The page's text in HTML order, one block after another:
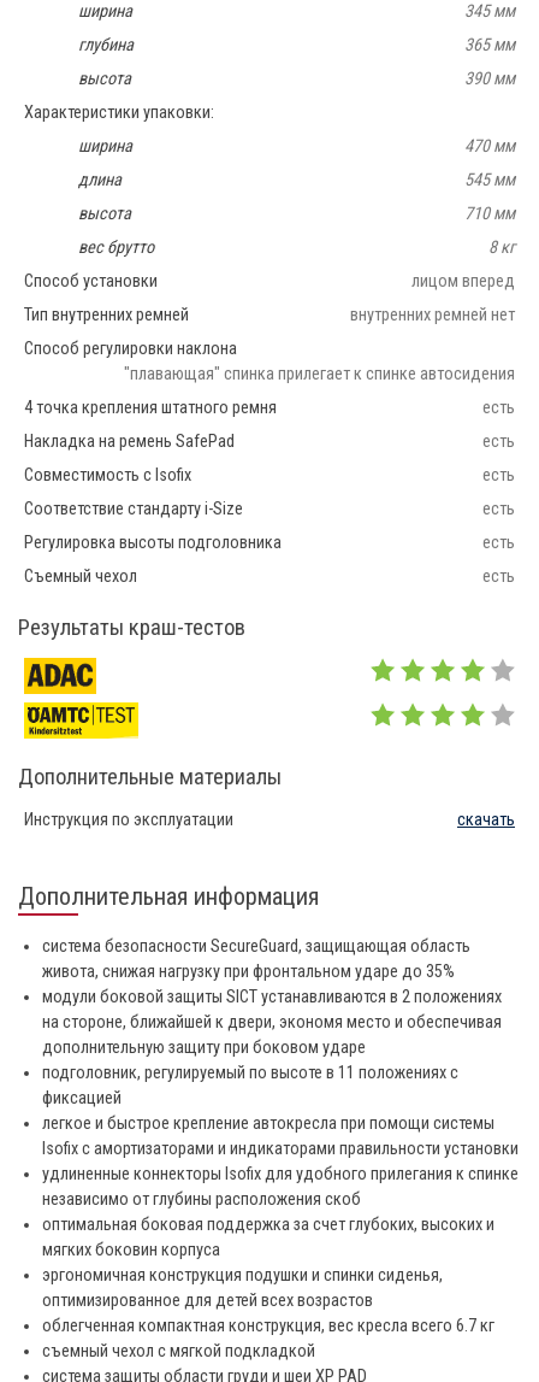
ширина
345 мм
глубина
365 мм
высота
390 мм
Характеристики упаковки:
ширина
470 мм
длина
545 мм
высота
710 мм
вес брутто
8 кг
Способ установки
лицом вперед
Тип внутренних ремней
внутренних ремней нет
Способ регулировки наклона
"плавающая" спинка прилегает к спинке автосидения
4 точка крепления штатного ремня
есть
Накладка на ремень SafePad
есть
Совместимость с Isofix
есть
Соответствие стандарту i-Size
есть
Регулировка высоты подголовника
есть
Съемный чехол
есть
Результаты краш-тестов
Дополнительные материалы
Инструкция по эксплуатации скачать
Дополнительная информация
система безопасности SecureGuard, защищающая область
живота, снижая нагрузку при фронтальном ударе до 35%
модули боковой защиты SICT устанавливаются в 2 положениях
на стороне, ближайшей к двери, экономя место и обеспечивая
дополнительную защиту при боковом ударе
подголовник, регулируемый по высоте в 11 положениях с
фиксацией
легкое и быстрое крепление автокресла при помощи системы
Isofix с амортизаторами и индикаторами правильности установки
удлиненные коннекторы Isofix для удобного прилегания к спинке
независимо от глубины расположения скоб
оптимальная боковая поддержка за счет глубоких, высоких и
мягких боковин корпуса
эргономичная конструкция подушки и спинки сиденья,
оптимизированное для детей всех возрастов
облегченная компактная конструкция, вес кресла всего 6.7 кг
съемный чехол с мягкой подкладкой
система защиты области груди и шеи XP PAD